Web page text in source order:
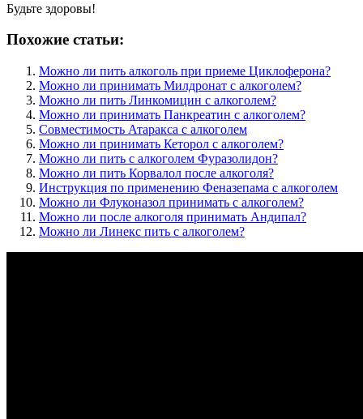
Будьте здоровы!
Похожие статьи:
Можно ли пить алкоголь при приеме Циклоферона?
Можно ли принимать Милдронат с алкоголем?
Можно ли пить Линкомицин с алкоголем?
Можно ли принимать Панкреатин с алкоголем?
Совместимость Атаракса с алкоголем
Можно ли принимать Кеторол с алкоголем?
Можно ли пить с алкоголем Фуразолидон?
Можно ли пить Корвалол после алкоголя?
Инструкция по применению Феназепама с алкоголем
Можно ли Флуконазол принимать с алкоголем?
Можно ли после алкоголя принимать Андипал?
Можно ли Линекс пить с алкоголем?